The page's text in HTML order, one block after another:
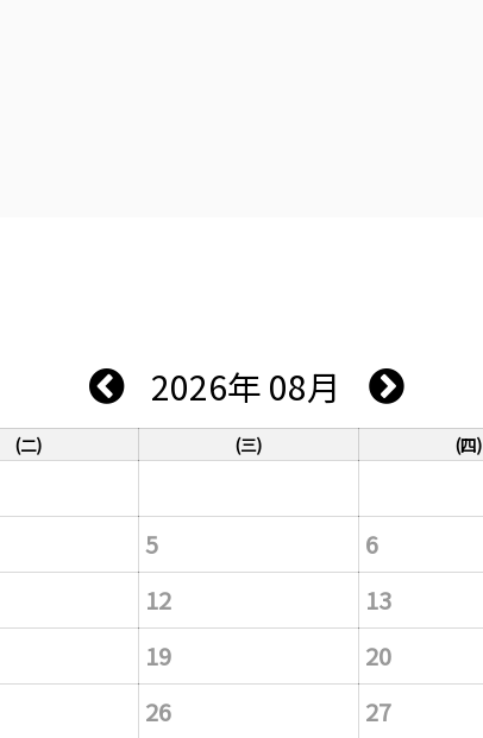
2026年 08月
(二) (三) (四)
5 6
12 13
19 20
26 27